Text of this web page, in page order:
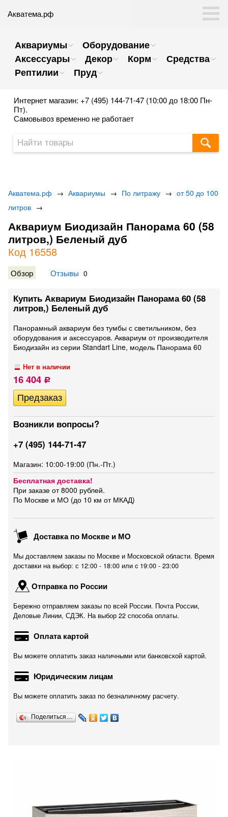
Акватема.рф
Аквариумы
Оборудование
Аксессуары
Декор Корм
Средства
Рептилии
Пруд
Интернет магазин: +7 (495) 144-71-47 (10:00 до 18:00 Пн-
Пт).
Самовывоз временно не работает
Акватема.рф → Аквариумы → По литражу → от 50 до 100
литров →
Аквариум Биодизайн Панорама 60 (58
литров,) Беленый дуб
Код 16558
Обзор Отзывы 0
Купить Аквариум Биодизайн Панорама 60 (58
литров,) Беленый дуб
Панорамный аквариум без тумбы с светильником, без
оборудования и аксессуаров. Аквариум от производителя
Биодизайн из серии Standart Line, модель Панорама 60
Нет в наличии
16 404 Р
Возникли вопросы?
+7 (495) 144-71-47
Магазин: 10:00-19:00 (Пн.-Пт.)
Бесплатная доставка!
При заказе от 8000 рублей.
По Москве и МО (до 10 км от МКАД)
Доставка по Москве и МО
Мы доставляем заказы по Москве и Московской области. Время
доставки на выбор: с 12:00 - 18:00 или c 19:00 - 23:00
Отправка по России
Бережно отправляем заказы по всей России. Почта России,
Деловые Линии, СДЭК. На выбор 22 способа оплаты.
Оплата картой
Вы можете оплатить заказ наличными или банковской картой.
Юридическим лицам
Вы можете оплатить заказ по безналичному расчету.
Поделиться…